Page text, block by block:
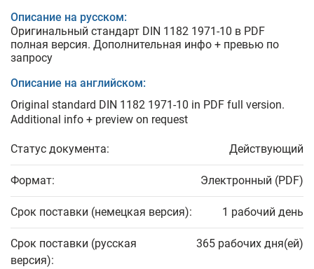
Описание на русском:
Оригинальный стандарт DIN 1182 1971-10 в PDF
полная версия. Дополнительная инфо + превью по
запросу
Описание на английском:
Original standard DIN 1182 1971-10 in PDF full version.
Additional info + preview on request
Статус документа: Действующий
Формат: Электронный (PDF)
Срок поставки (немецкая версия): 1 рабочий день
Срок поставки (русская
версия):
365 рабочих дня(ей)